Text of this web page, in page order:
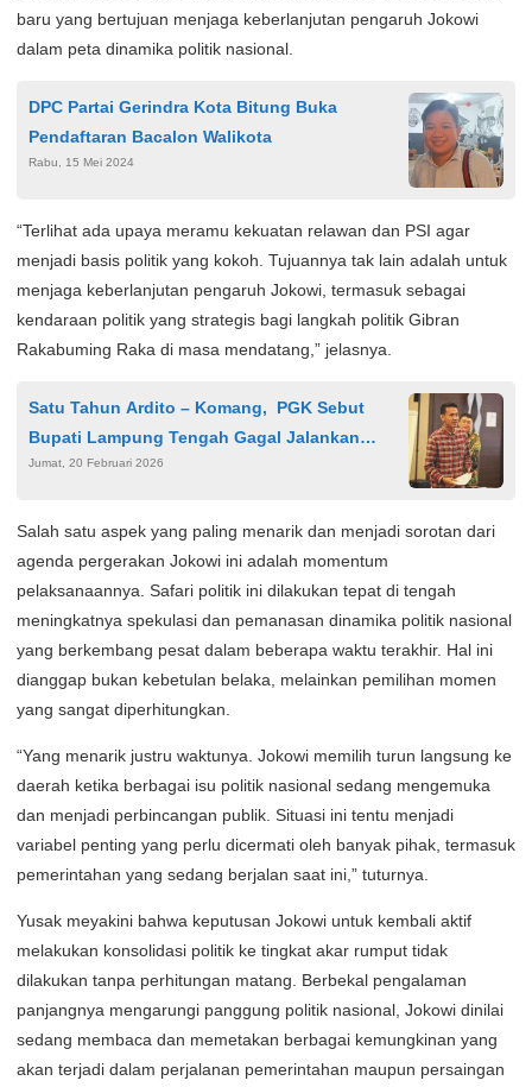
baru yang bertujuan menjaga keberlanjutan pengaruh Jokowi
dalam peta dinamika politik nasional.
DPC Partai Gerindra Kota Bitung Buka
Pendaftaran Bacalon Walikota
Rabu, 15 Mei 2024
“Terlihat ada upaya meramu kekuatan relawan dan PSI agar
menjadi basis politik yang kokoh. Tujuannya tak lain adalah untuk
menjaga keberlanjutan pengaruh Jokowi, termasuk sebagai
kendaraan politik yang strategis bagi langkah politik Gibran
Rakabuming Raka di masa mendatang,” jelasnya.
Satu Tahun Ardito – Komang, PGK Sebut
Bupati Lampung Tengah Gagal Jalankan
Birokrasi
Jumat, 20 Februari 2026
Salah satu aspek yang paling menarik dan menjadi sorotan dari
agenda pergerakan Jokowi ini adalah momentum
pelaksanaannya. Safari politik ini dilakukan tepat di tengah
meningkatnya spekulasi dan pemanasan dinamika politik nasional
yang berkembang pesat dalam beberapa waktu terakhir. Hal ini
dianggap bukan kebetulan belaka, melainkan pemilihan momen
yang sangat diperhitungkan.
“Yang menarik justru waktunya. Jokowi memilih turun langsung ke
daerah ketika berbagai isu politik nasional sedang mengemuka
dan menjadi perbincangan publik. Situasi ini tentu menjadi
variabel penting yang perlu dicermati oleh banyak pihak, termasuk
pemerintahan yang sedang berjalan saat ini,” tuturnya.
Yusak meyakini bahwa keputusan Jokowi untuk kembali aktif
melakukan konsolidasi politik ke tingkat akar rumput tidak
dilakukan tanpa perhitungan matang. Berbekal pengalaman
panjangnya mengarungi panggung politik nasional, Jokowi dinilai
sedang membaca dan memetakan berbagai kemungkinan yang
akan terjadi dalam perjalanan pemerintahan maupun persaingan